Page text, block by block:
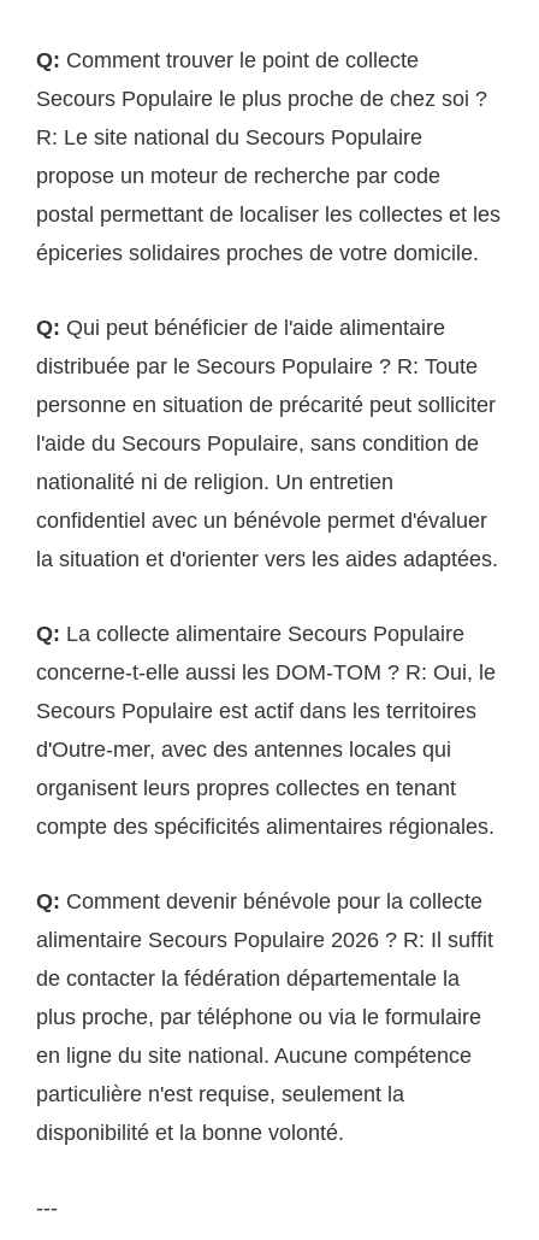
Q: Comment trouver le point de collecte
Secours Populaire le plus proche de chez soi ?
R: Le site national du Secours Populaire
propose un moteur de recherche par code
postal permettant de localiser les collectes et les
épiceries solidaires proches de votre domicile.
Q: Qui peut bénéficier de l'aide alimentaire
distribuée par le Secours Populaire ? R: Toute
personne en situation de précarité peut solliciter
l'aide du Secours Populaire, sans condition de
nationalité ni de religion. Un entretien
confidentiel avec un bénévole permet d'évaluer
la situation et d'orienter vers les aides adaptées.
Q: La collecte alimentaire Secours Populaire
concerne-t-elle aussi les DOM-TOM ? R: Oui, le
Secours Populaire est actif dans les territoires
d'Outre-mer, avec des antennes locales qui
organisent leurs propres collectes en tenant
compte des spécificités alimentaires régionales.
Q: Comment devenir bénévole pour la collecte
alimentaire Secours Populaire 2026 ? R: Il suffit
de contacter la fédération départementale la
plus proche, par téléphone ou via le formulaire
en ligne du site national. Aucune compétence
particulière n'est requise, seulement la
disponibilité et la bonne volonté.
---